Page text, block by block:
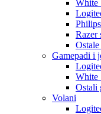
White
Razer
Gamepadi i
White
Ostali
Volani